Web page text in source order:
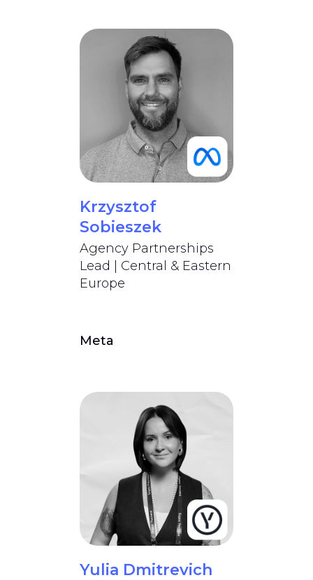
Krzysztof
Sobieszek
Agency Partnerships
Lead | Central & Eastern
Europe
Meta
Yulia Dmitrevich